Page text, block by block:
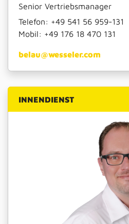
Senior Vertriebsmanager
Telefon: +49 541 56 959-131
Mobil: +49 176 18 470 131
belau@wesseler.com
INNENDIENST